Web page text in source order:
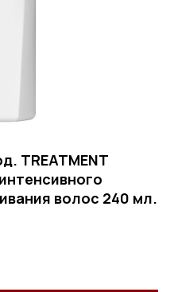
TREATMENT
волос 240 мл.